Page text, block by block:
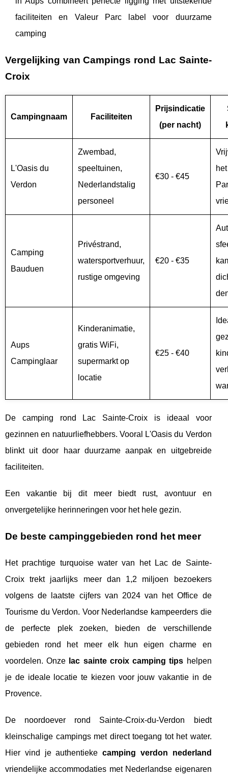
faciliteiten en Valeur Parc label voor duurzame
camping
Vergelijking van Campings rond Lac Sainte-
Croix
Campingnaam Faciliteiten
Prijsindicatie
(per nacht)
L'Oasis du
Verdon
Zwembad,
speeltuinen,
Nederlandstalig
personeel
€30 - €45
Camping
Bauduen
Privéstrand,
watersportverhuur,
rustige omgeving
€20 - €35
Aups
Campinglaar
Kinderanimatie,
gratis WiFi,
supermarkt op
locatie
€25 - €40
De camping rond Lac Sainte-Croix is ideaal voor
gezinnen en natuurliefhebbers. Vooral L'Oasis du Verdon
blinkt uit door haar duurzame aanpak en uitgebreide
faciliteiten.
Een vakantie bij dit meer biedt rust, avontuur en
onvergetelijke herinneringen voor het hele gezin.
De beste campinggebieden rond het meer
Het prachtige turquoise water van het Lac de Sainte-
Croix trekt jaarlijks meer dan 1,2 miljoen bezoekers
volgens de laatste cijfers van 2024 van het Office de
Tourisme du Verdon. Voor Nederlandse kampeerders die
de perfecte plek zoeken, bieden de verschillende
gebieden rond het meer elk hun eigen charme en
voordelen. Onze lac sainte croix camping tips helpen
je de ideale locatie te kiezen voor jouw vakantie in de
Provence.
De noordoever rond Sainte-Croix-du-Verdon biedt
kleinschalige campings met direct toegang tot het water.
Hier vind je authentiekecamping verdon nederland
vriendelijke accommodaties met Nederlandse eigenaren